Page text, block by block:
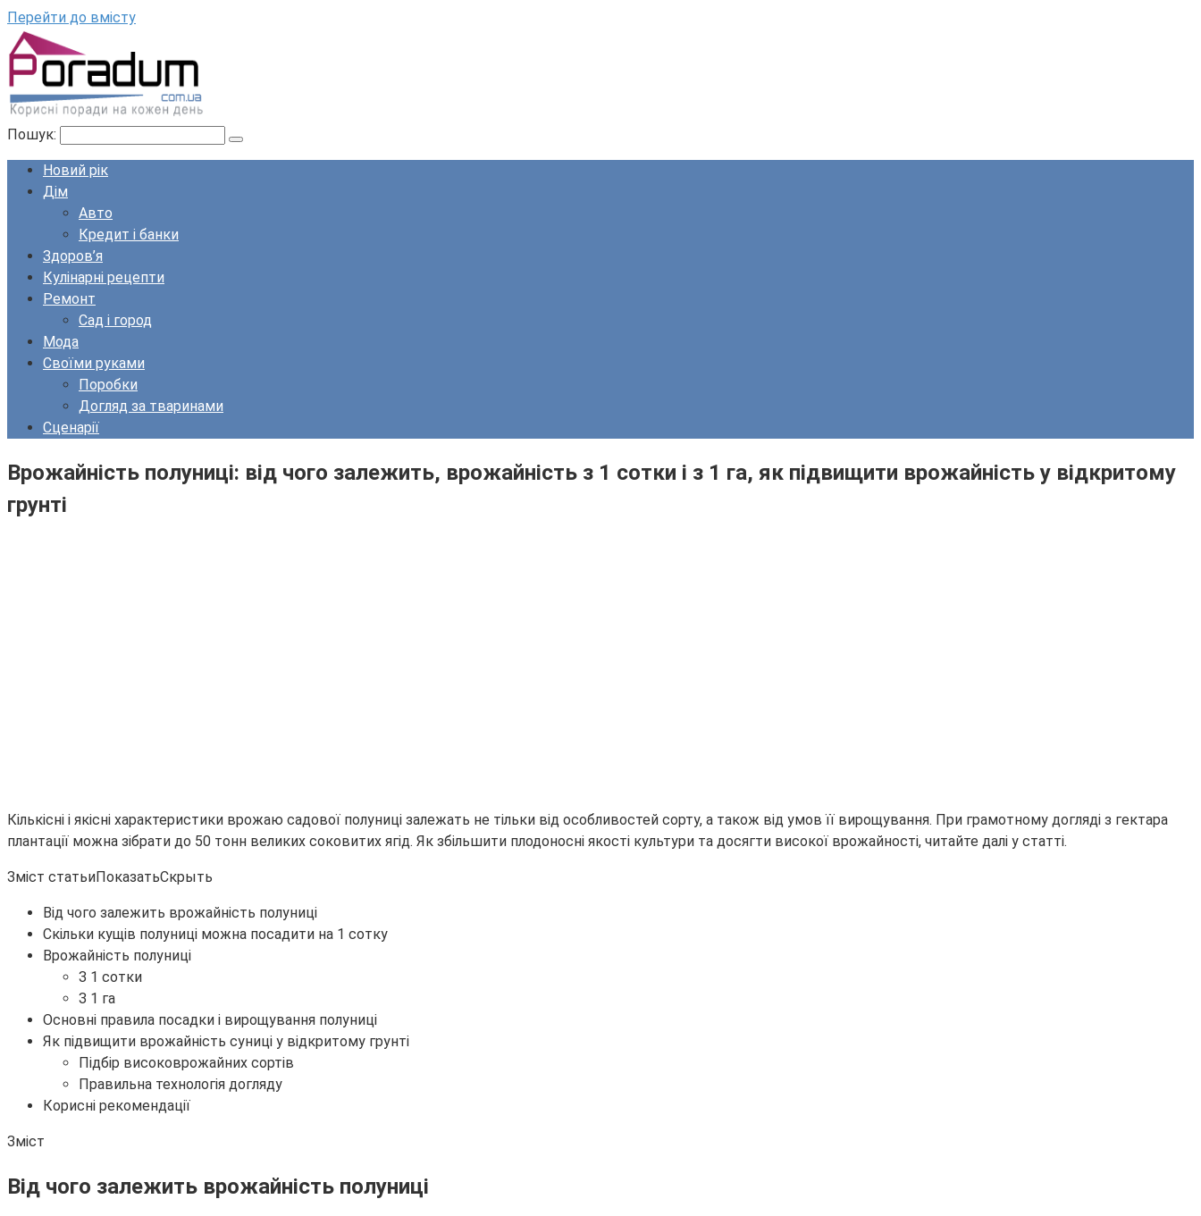
Перейти до вмісту
Пошук:
Новий рік
Дім
Авто
Кредит і банки
Здоров’я
Кулінарні рецепти
Ремонт
Сад і город
Мода
Своїми руками
Поробки
Догляд за тваринами
Сценарії
Врожайність полуниці: від чого залежить, врожайність з 1 сотки і з 1 га, як підвищити врожайність у відкритому
грунті
Кількісні і якісні характеристики врожаю садової полуниці залежать не тільки від особливостей сорту, а також від умов її вирощування. При грамотному догляді з гектара
плантації можна зібрати до 50 тонн великих соковитих ягід. Як збільшити плодоносні якості культури та досягти високої врожайності, читайте далі у статті.
Зміст статьиПоказатьСкрыть
Від чого залежить врожайність полуниці
Скільки кущів полуниці можна посадити на 1 сотку
Врожайність полуниці
З 1 сотки
З 1 га
Основні правила посадки і вирощування полуниці
Як підвищити врожайність суниці у відкритому грунті
Підбір високоврожайних сортів
Правильна технологія догляду
Корисні рекомендації
Зміст
Від чого залежить врожайність полуниці